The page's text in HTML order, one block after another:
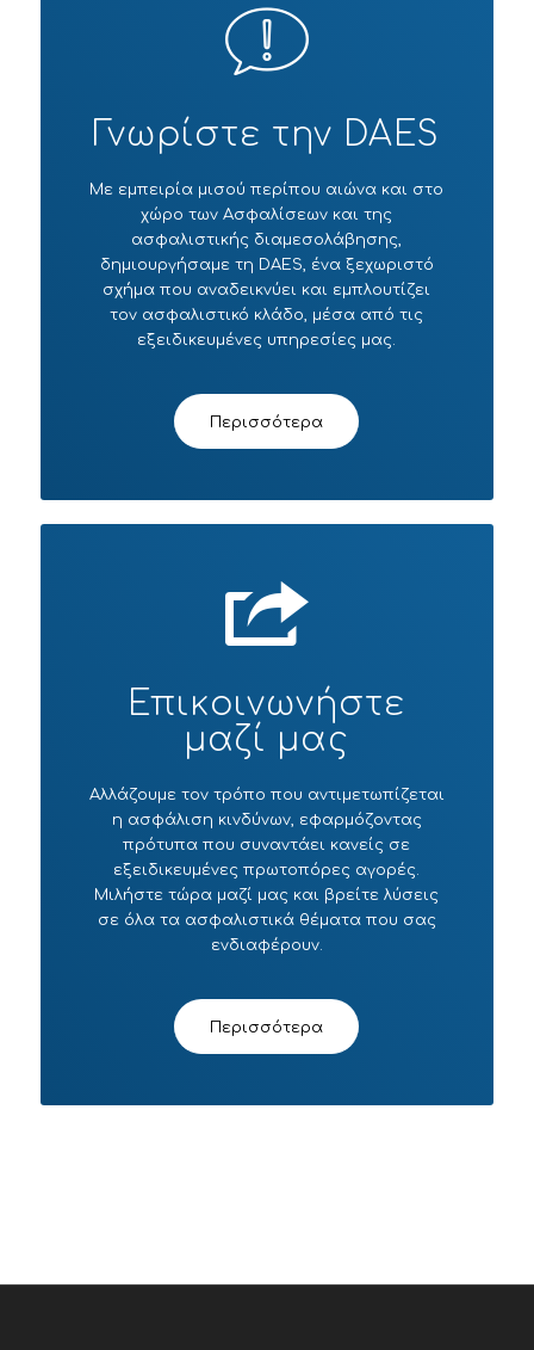
Γνωρίστε την DAES
Με εμπειρία μισού περίπου αιώνα και στο
χώρο των Ασφαλίσεων και της
ασφαλιστικής διαμεσολάβησης,
δημιουργήσαμε τη DAES, ένα ξεχωριστό
σχήμα που αναδεικνύει και εμπλουτίζει
τον ασφαλιστικό κλάδο, μέσα από τις
εξειδικευμένες υπηρεσίες μας.
Περισσότερα
Επικοινωνήστε
μαζί μας
Αλλάζουμε τον τρόπο που αντιμετωπίζεται
η ασφάλιση κινδύνων, εφαρμόζοντας
πρότυπα που συναντάει κανείς σε
εξειδικευμένες πρωτοπόρες αγορές.
Μιλήστε τώρα μαζί μας και βρείτε λύσεις
σε όλα τα ασφαλιστικά θέματα που σας
ενδιαφέρουν.
Περισσότερα